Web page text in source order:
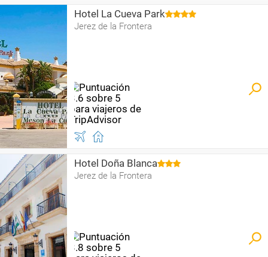
Hotel La Cueva Park
Jerez de la Frontera
Hotel Doña Blanca
Jerez de la Frontera